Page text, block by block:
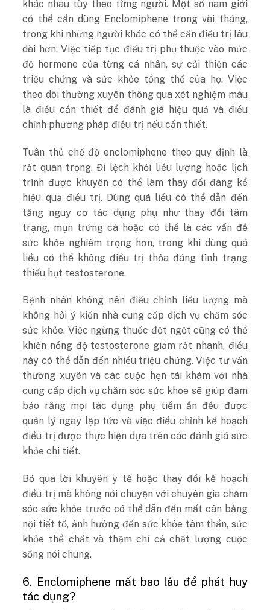
khác nhau tùy theo từng người. Một số nam giới
có thể cần dùng Enclomiphene trong vài tháng,
trong khi những người khác có thể cần điều trị lâu
dài hơn. Việc tiếp tục điều trị phụ thuộc vào mức
độ hormone của từng cá nhân, sự cải thiện các
triệu chứng và sức khỏe tổng thể của họ. Việc
theo dõi thường xuyên thông qua xét nghiệm máu
là điều cần thiết để đánh giá hiệu quả và điều
chỉnh phương pháp điều trị nếu cần thiết.
Tuân thủ chế độ enclomiphene theo quy định là
rất quan trọng. Đi lệch khỏi liều lượng hoặc lịch
trình được khuyên có thể làm thay đổi đáng kể
hiệu quả điều trị. Dùng quá liều có thể dẫn đến
tăng nguy cơ tác dụng phụ như thay đổi tâm
trạng, mụn trứng cá hoặc có thể là các vấn đề
sức khỏe nghiêm trọng hơn, trong khi dùng quá
liều có thể không điều trị thỏa đáng tình trạng
thiếu hụt testosterone.
Bệnh nhân không nên điều chỉnh liều lượng mà
không hỏi ý kiến ​​​​nhà cung cấp dịch vụ chăm sóc
sức khỏe. Việc ngừng thuốc đột ngột cũng có thể
khiến nồng độ testosterone giảm rất nhanh, điều
này có thể dẫn đến nhiều triệu chứng. Việc tư vấn
thường xuyên và các cuộc hẹn tái khám với nhà
cung cấp dịch vụ chăm sóc sức khỏe sẽ giúp đảm
bảo rằng mọi tác dụng phụ tiềm ẩn đều được
quản lý ngay lập tức và việc điều chỉnh kế hoạch
điều trị được thực hiện dựa trên các đánh giá sức
khỏe chi tiết.
Bỏ qua lời khuyên y tế hoặc thay đổi kế hoạch
điều trị mà không nói chuyện với chuyên gia chăm
sóc sức khỏe trước có thể dẫn đến mất cân bằng
nội tiết tố, ảnh hưởng đến sức khỏe tâm thần, sức
khỏe thể chất và thậm chí cả chất lượng cuộc
sống nói chung.
6. Enclomiphene mất bao lâu để phát huy
tác dụng?